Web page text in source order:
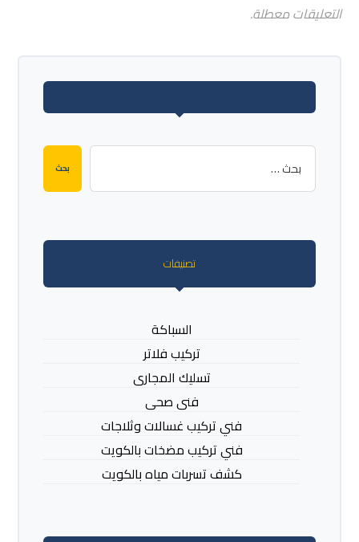
التعليقات معطلة.
بحث
تصنيفات
السباكة
تركيب فلاتر
تسليك المجارى
فنى صحى
فني تركيب غسالات وثلاجات
فني تركيب مضخات بالكويت
كشف تسربات مياه بالكويت